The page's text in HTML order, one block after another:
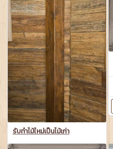
รับทำไม้ใหม่เป็นไม้เก่า